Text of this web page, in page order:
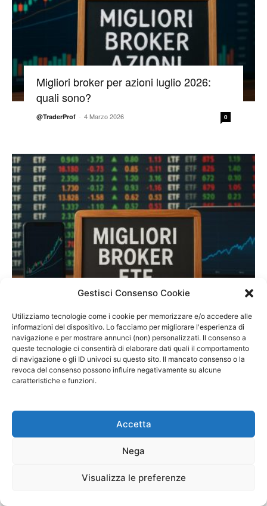
Gestisci Consenso Cookie
Utilizziamo tecnologie come i cookie per memorizzare e/o accedere alle
informazioni del dispositivo. Lo facciamo per migliorare l'esperienza di
navigazione e per mostrare annunci (non) personalizzati. Il consenso a
queste tecnologie ci consentirà di elaborare dati quali il comportamento
di navigazione o gli ID univoci su questo sito. Il mancato consenso o la
revoca del consenso possono influire negativamente su alcune
caratteristiche e funzioni.
Accetta
Nega
Visualizza le preferenze
Migliori broker per azioni luglio 2026:
quali sono?
@TraderProf - 4 Marzo 2026 0
Migliori broker ETF 2026: quali sono in
Italia? Classifica e analisi
@TraderProf - 3 Gennaio 2026 0